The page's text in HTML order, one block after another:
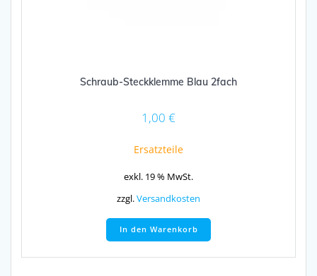
Schraub-Steckklemme Blau 2fach
1,00 €
Ersatzteile
exkl. 19 % MwSt.
zzgl.Versandkosten
In den Warenkorb